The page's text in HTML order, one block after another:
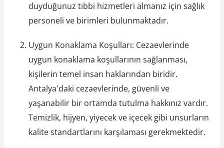
duyduğunuz tıbbi hizmetleri almanız için sağlık
personeli ve birimleri bulunmaktadır.
Uygun Konaklama Koşulları: Cezaevlerinde
uygun konaklama koşullarının sağlanması,
kişilerin temel insan haklarından biridir.
Antalya'daki cezaevlerinde, güvenli ve
yaşanabilir bir ortamda tutulma hakkınız vardır.
Temizlik, hijyen, yiyecek ve içecek gibi unsurların
kalite standartlarını karşılaması gerekmektedir.